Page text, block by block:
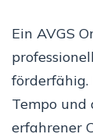
Ein AVGS
förderfähig.
Tempo
erfahrener